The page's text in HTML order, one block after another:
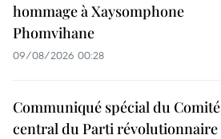
hommage à Xaysomphone
Phomvihane
09/08/2026 00:28
Communiqué spécial du Comité
central du Parti révolutionnaire